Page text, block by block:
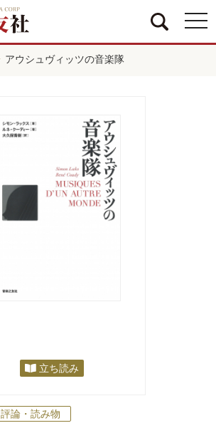
アウシュヴィッツの音楽隊
立ち読み
評論・読み物